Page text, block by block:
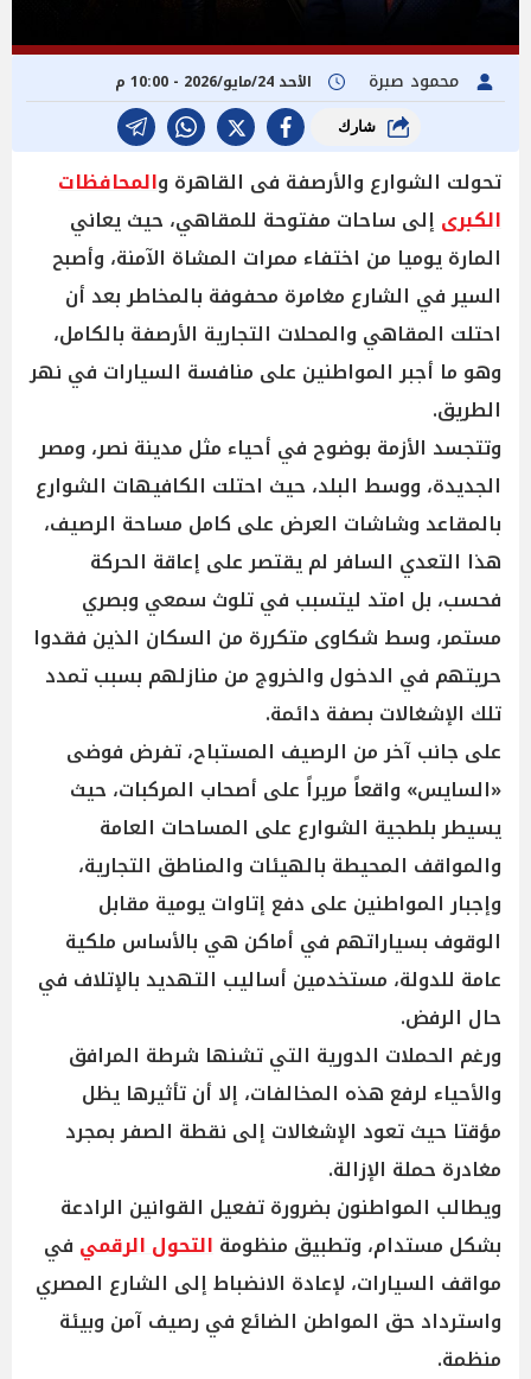
محمود صبرة الأحد 24/مايو/2026 - 10:00 م
شارك
تحولت الشوارع والأرصفة فى القاهرة والمحافظات
الكبرى إلى ساحات مفتوحة للمقاهي، حيث يعاني
المارة يوميا من اختفاء ممرات المشاة الآمنة، وأصبح
السير في الشارع مغامرة محفوفة بالمخاطر بعد أن
احتلت المقاهي والمحلات التجارية الأرصفة بالكامل،
وهو ما أجبر المواطنين على منافسة السيارات في نهر
الطريق.
وتتجسد الأزمة بوضوح في أحياء مثل مدينة نصر، ومصر
الجديدة، ووسط البلد، حيث احتلت الكافيهات الشوارع
بالمقاعد وشاشات العرض على كامل مساحة الرصيف،
هذا التعدي السافر لم يقتصر على إعاقة الحركة
فحسب، بل امتد ليتسبب في تلوث سمعي وبصري
مستمر، وسط شكاوى متكررة من السكان الذين فقدوا
حريتهم في الدخول والخروج من منازلهم بسبب تمدد
تلك الإشغالات بصفة دائمة.
على جانب آخر من الرصيف المستباح، تفرض فوضى
«السايس» واقعاً مريراً على أصحاب المركبات، حيث
يسيطر بلطجية الشوارع على المساحات العامة
والمواقف المحيطة بالهيئات والمناطق التجارية،
وإجبار المواطنين على دفع إتاوات يومية مقابل
الوقوف بسياراتهم في أماكن هي بالأساس ملكية
عامة للدولة، مستخدمين أساليب التهديد بالإتلاف في
حال الرفض.
ورغم الحملات الدورية التي تشنها شرطة المرافق
والأحياء لرفع هذه المخالفات، إلا أن تأثيرها يظل
مؤقتا حيث تعود الإشغالات إلى نقطة الصفر بمجرد
مغادرة حملة الإزالة.
ويطالب المواطنون بضرورة تفعيل القوانين الرادعة
بشكل مستدام، وتطبيق منظومة التحول الرقمي في
مواقف السيارات، لإعادة الانضباط إلى الشارع المصري
واسترداد حق المواطن الضائع في رصيف آمن وبيئة
منظمة.